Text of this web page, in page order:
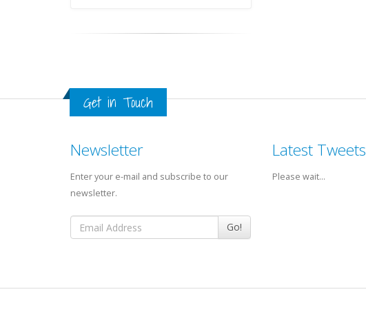
Get in Touch
Newsletter
Enter your e-mail and subscribe to our
newsletter.
Go!
Latest Tweets
Please wait...